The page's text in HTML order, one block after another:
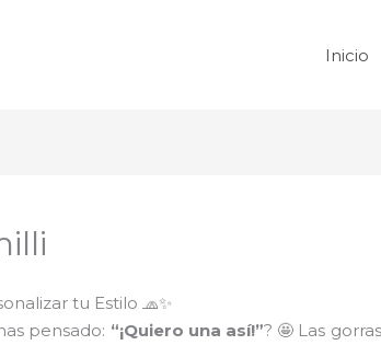
Inicio
tu Estilo 🧢✨
pensado: “¡Quiero una así!”? 🤩 Las